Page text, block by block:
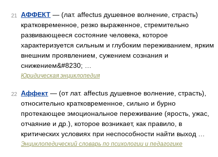
21 АФФЕКТ — (лат. affectus душевное волнение, страсть)
кратковременное, резко выраженное, стремительно
развивающееся состояние человека, которое
характеризуется сильным и глубоким переживанием, ярким
внешним проявлением, сужением сознания и
снижением&#8230; …
Юридическая энциклопедия
22 Аффект — (от лат. affectus душевное волнение, страсть),
относительно кратковременное, сильно и бурно
протекающее эмоциональное переживание (ярость, ужас,
отчаяние и др.), которое возникает, как правило, в
критических условиях при неспособности найти выход …
Энциклопедический словарь по психологии и педагогике